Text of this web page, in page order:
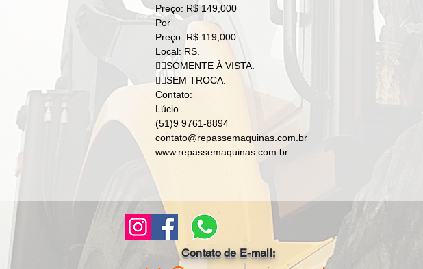
Preço: R$ 149,000
Por
Preço: R$ 119,000
Local: RS.
👉🏻SOMENTE À VISTA.
👉🏻SEM TROCA.
Contato:
Lúcio
(51)9 9761-8894
contato@repassemaquinas.com.br
www.repassemaquinas.com.br
Contato de E-mail: